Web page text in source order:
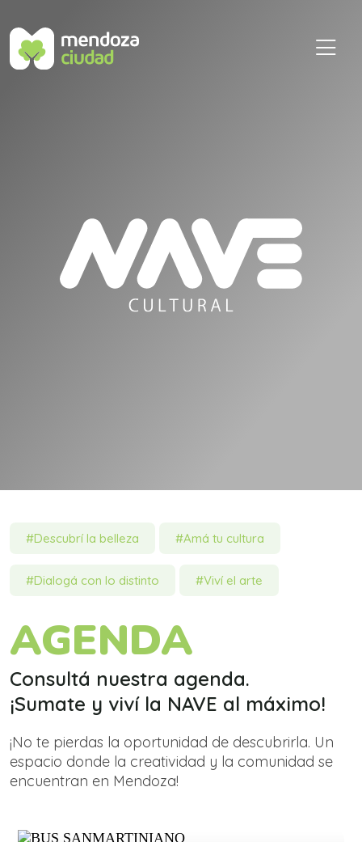
#Descubrí la belleza #Amá tu cultura
#Dialogá con lo distinto #Viví el arte
AGENDA
Consultá nuestra agenda.
¡Sumate y viví la NAVE al máximo!
¡No te pierdas la oportunidad de descubrirla. Un
espacio donde la creatividad y la comunidad se
encuentran en Mendoza!